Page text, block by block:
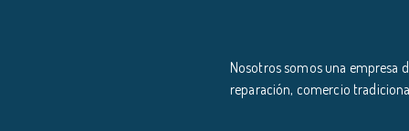
Nosotros somos una empresa
reparación, comercio